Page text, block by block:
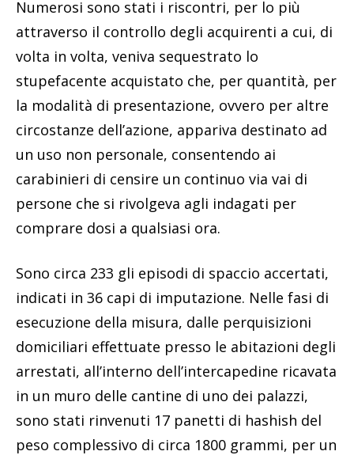
Numerosi sono stati i riscontri, per lo più
attraverso il controllo degli acquirenti a cui, di
volta in volta, veniva sequestrato lo
stupefacente acquistato che, per quantità, per
la modalità di presentazione, ovvero per altre
circostanze dell’azione, appariva destinato ad
un uso non personale, consentendo ai
carabinieri di censire un continuo via vai di
persone che si rivolgeva agli indagati per
comprare dosi a qualsiasi ora.
Sono circa 233 gli episodi di spaccio accertati,
indicati in 36 capi di imputazione. Nelle fasi di
esecuzione della misura, dalle perquisizioni
domiciliari effettuate presso le abitazioni degli
arrestati, all’interno dell’intercapedine ricavata
in un muro delle cantine di uno dei palazzi,
sono stati rinvenuti 17 panetti di hashish del
peso complessivo di circa 1800 grammi, per un